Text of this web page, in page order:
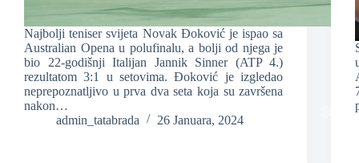
Najbolji teniser svijeta Novak Đoković je ispao sa
Australian Opena u polufinalu, a bolji od njega je
bio 22-godišnji Italijan Jannik Sinner (ATP 4.)
rezultatom 3:1 u setovima. Đoković je izgledao
neprepoznatljivo u prva dva seta koja su završena
nakon…
admin_tatabrada
26 Januara, 2024